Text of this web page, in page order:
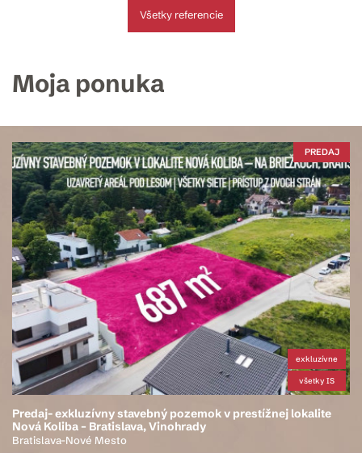
Všetky referencie
Moja ponuka
PREDAJ
exkluzívne
všetky IS
Predaj- exkluzívny stavebný pozemok v prestížnej lokalite
Nová Koliba – Bratislava, Vinohrady
Bratislava-Nové Mesto